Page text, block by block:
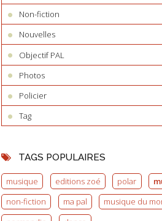
Non-fiction
Nouvelles
Objectif PAL
Photos
Policier
Tag
TAGS POPULAIRES
musique editions zoé polar
non-fiction
ma pal musique du